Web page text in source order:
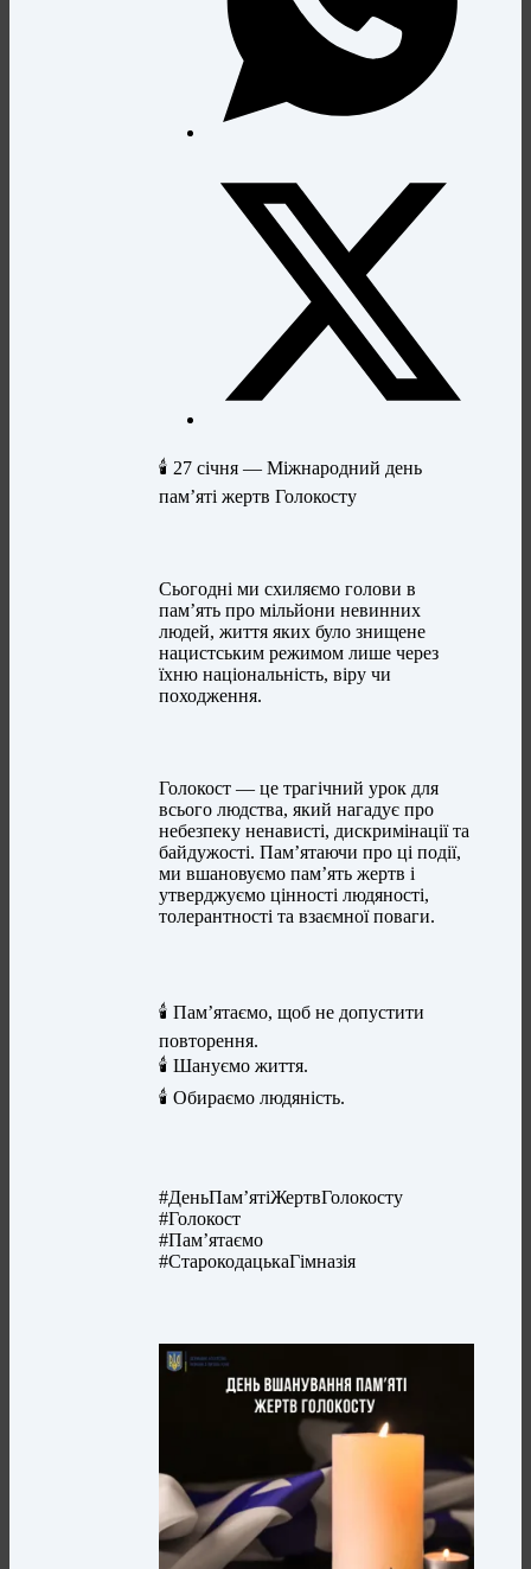
🕯 27 січня — Міжнародний день
пам’яті жертв Голокосту
Сьогодні ми схиляємо голови в
пам’ять про мільйони невинних
людей, життя яких було знищене
нацистським режимом лише через
їхню національність, віру чи
походження.
Голокост — це трагічний урок для
всього людства, який нагадує про
небезпеку ненависті, дискримінації та
байдужості. Пам’ятаючи про ці події,
ми вшановуємо пам’ять жертв і
утверджуємо цінності людяності,
толерантності та взаємної поваги.
🕯 Пам’ятаємо, щоб не допустити
повторення.
🕯 Шануємо життя.
🕯 Обираємо людяність.
#ДеньПамʼятіЖертвГолокосту
#Голокост
#Памʼятаємо
#СтарокодацькаГімназія